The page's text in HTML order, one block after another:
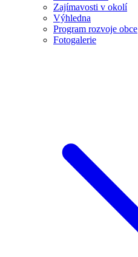
Zajímavosti v okolí
Výhledna
Program rozvoje obce
Fotogalerie